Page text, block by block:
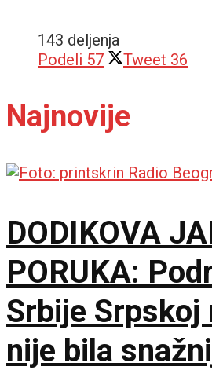
143 deljenja
Podeli 57 Tweet 36
Najnovije
DODIKOVA
PORUKA:
Srbije Srpskoj
nije bila